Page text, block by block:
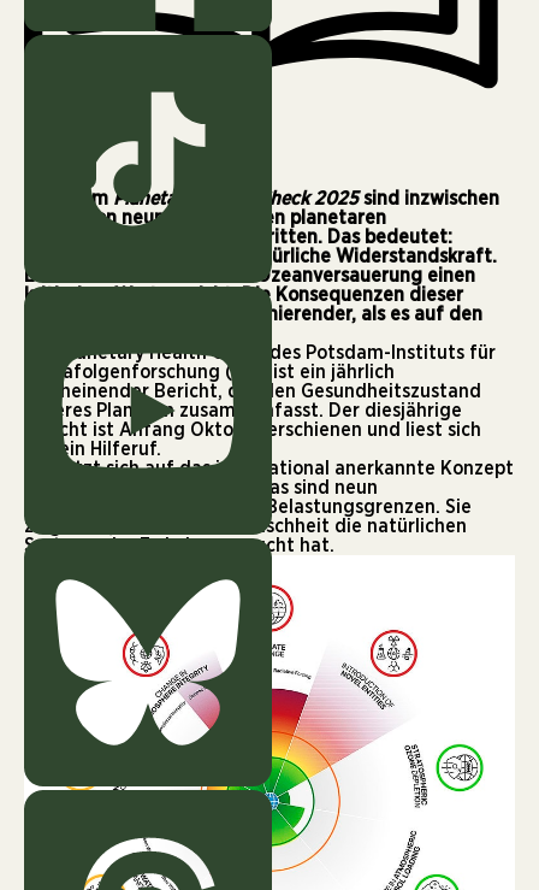
Laut dem Planetary Health Check 2025sind inzwischen
sieben von neun sogenannten planetaren
Belastungsgrenzen überschritten. Das bedeutet:
Unsere Erde verliert ihre natürliche Widerstandskraft.
Erstmals hat nun auch die Ozeanversauerung einen
kritischen Wert erreicht. Die Konsequenzen dieser
Versauerung sind noch alarmierender, als es auf den
Der Planetary Health Check des Potsdam-Instituts für
Klimafolgenforschung (PIK) ist ein jährlich
erscheinender Bericht, der den Gesundheitszustand
unseres Planeten zusammenfasst. Der diesjährige
Bericht ist Anfang Oktober erschienen und liest sich
wie ein Hilferuf.
Er stützt sich auf das international anerkannte Konzept
der Planetary Boundaries. Das sind neun
wissenschaftlich definierte Belastungsgrenzen. Sie
zeigen an, wie weit die Menschheit die natürlichen
Systeme der Erde beansprucht hat.